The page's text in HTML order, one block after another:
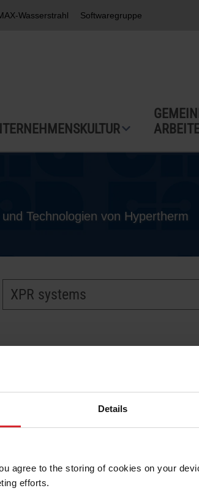
Details
agree to the storing of cookies on your
efforts.
Wasserstrahl Softwaregruppe
Technologien von Hypertherm
XPR systems